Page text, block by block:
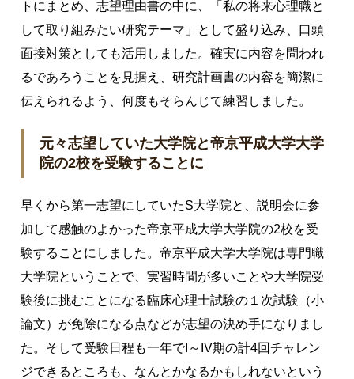
トにまとめ、志望理由書の中に、「私の将来心理職と
して取り組みたい研究テーマ」として盛り込み、口頭
面接対策としても活用しました。確実に内容を問われ
るであろうことを見据え、研究計画書の内容を簡潔に
伝えられるよう、何度もそらんじて練習しました。
元々志望していた大学院と帝京平成大学大学
院の2校を受験することに
早くから第一志望にしていたS大学院と、説明会に参
加して感触のよかった帝京平成大学大学院の2校を受
験することにしました。帝京平成大学大学院は専門職
大学院ということで、実習時間が多いことや大学院受
験後に挑むことになる臨床心理士試験の１次試験（小
論文）が免除になる点などが志望の決め手になりまし
た。そして受験日程も一年でI～IV期の計4回チャレン
ジできるところも、なんとかなるかもしれないという